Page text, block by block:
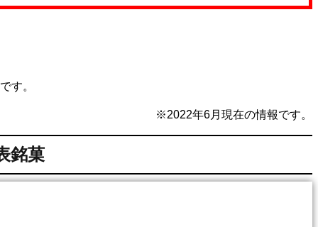
す。
※2022年6月現在の情報です。
銘菓